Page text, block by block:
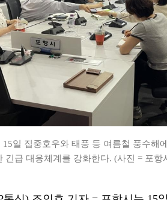
15일 집중호우와 태풍 등 여름철 풍수해
긴급 대응체계를 강화한다. (사진 = 포항